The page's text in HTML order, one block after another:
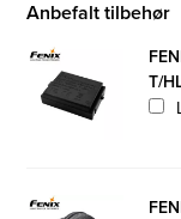
Anbefalt tilbehør
T/